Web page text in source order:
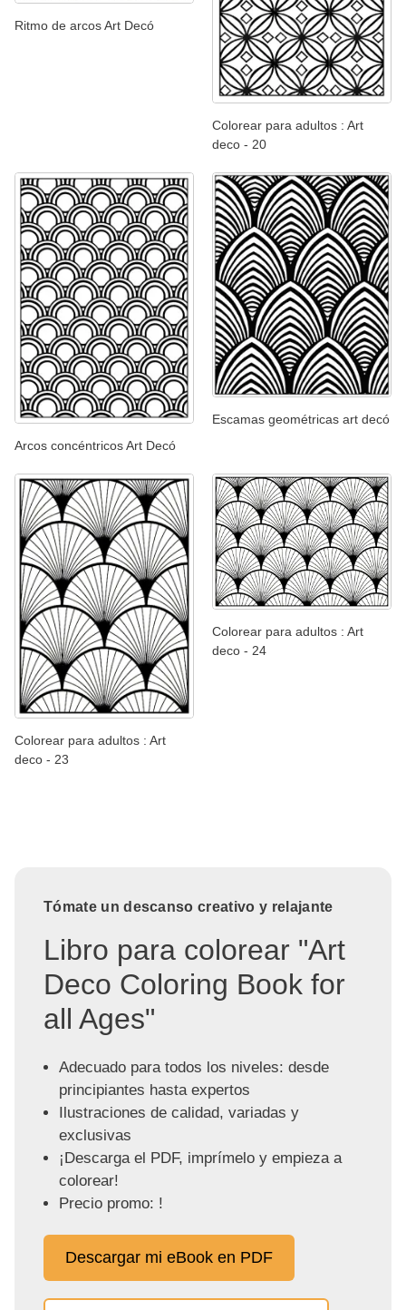
Ritmo de arcos Art Decó
Colorear para adultos : Art
deco - 20
Arcos concéntricos Art Decó
Escamas geométricas art decó
Colorear para adultos : Art
deco - 23
Colorear para adultos : Art
deco - 24
Tómate un descanso creativo y relajante
Libro para colorear "Art
Deco Coloring Book for
all Ages"
Adecuado para todos los niveles: desde
principiantes hasta expertos
Ilustraciones de calidad, variadas y
exclusivas
¡Descarga el PDF, imprímelo y empieza a
colorear!
Precio promo: !
Descargar mi eBook en PDF